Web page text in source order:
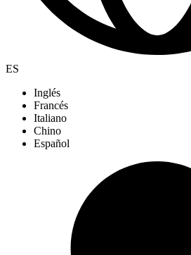
ES
Inglés
Francés
Italiano
Chino
Español